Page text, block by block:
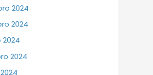
2024
2024
2024